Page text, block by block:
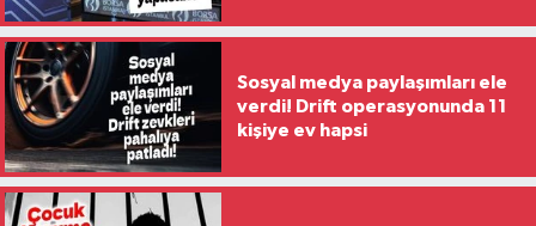
Sosyal medya paylaşımları ele
verdi! Drift operasyonunda 11
kişiye ev hapsi